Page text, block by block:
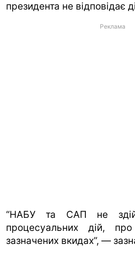
президента не відповідає
Реклама
“НАБУ та САП не
процесуальних дій,
зазначених вкидах”, —